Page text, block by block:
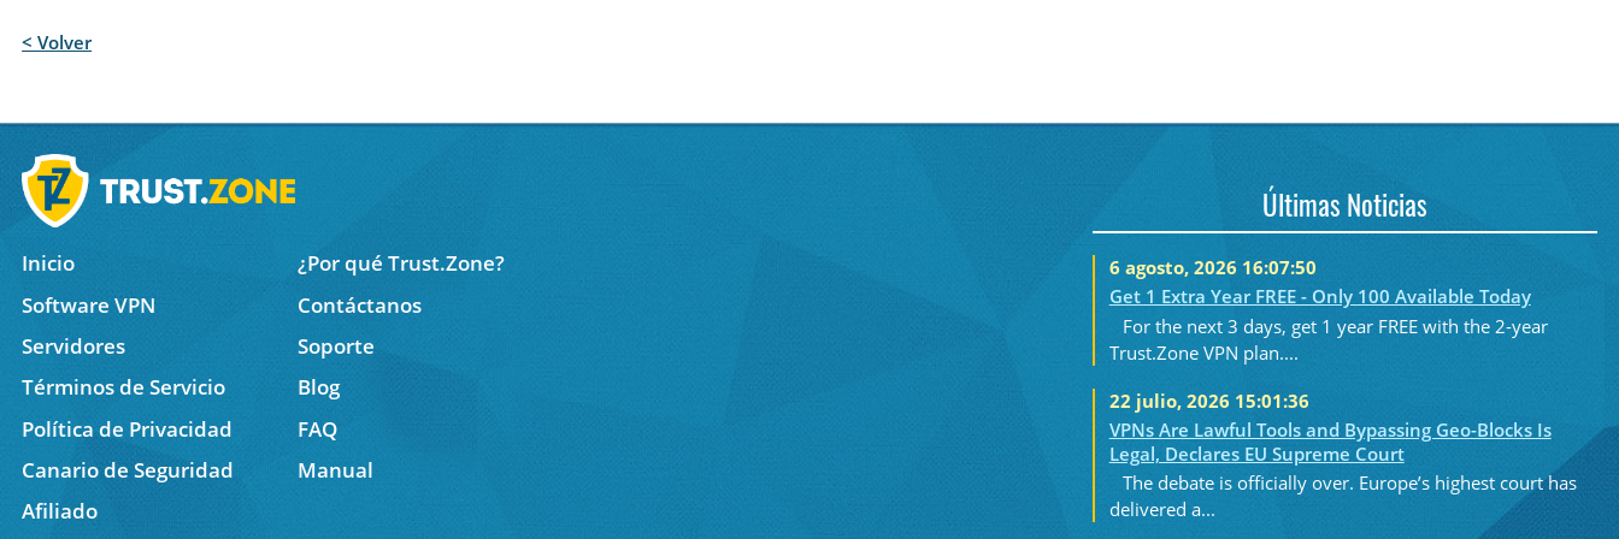
< Volver
Inicio
¿Por qué Trust.Zone?
Software VPN
Contáctanos
Servidores
Soporte
Términos de Servicio
Blog
Política de Privacidad
FAQ
Canario de Seguridad
Manual
Afiliado
Últimas Noticias
6 agosto, 2026 16:07:50
Get 1 Extra Year FREE - Only 100 Available Today
For the next 3 days, get 1 year FREE with the 2-year
Trust.Zone VPN plan....
22 julio, 2026 15:01:36
VPNs Are Lawful Tools and Bypassing Geo-Blocks Is
Legal, Declares EU Supreme Court
The debate is officially over. Europe’s highest court has
delivered a...